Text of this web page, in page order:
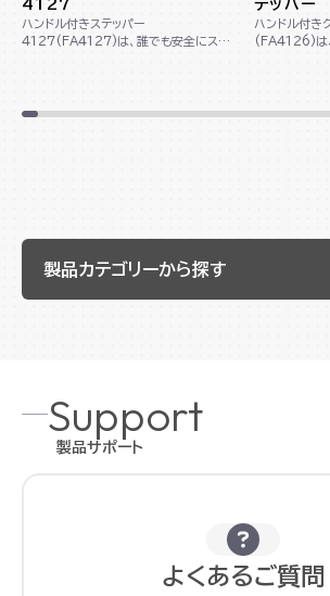
4127
ハンドル付きステッパー
4127(FA4127)は、誰でも安全にステ
テッパー
ハンドル付き
(FA4126)は
製品カテゴリーから探す
Support
製品サポート
よくあるご質問